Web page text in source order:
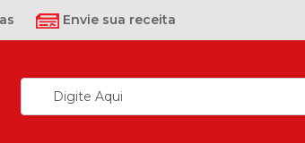
Envie sua receita